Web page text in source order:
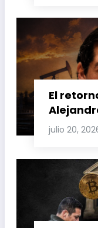
El
justicia
julio 20,